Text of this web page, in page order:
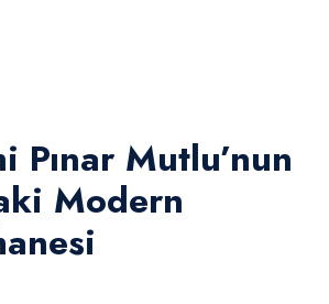
Pınar Mutlu’nun
Modern